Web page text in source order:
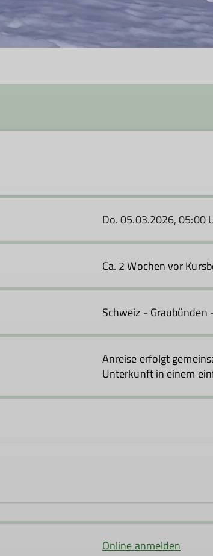
Do. 05.03.2026, 05:00
Ca. 2 Wochen vor
Schweiz - Graubünden
Anreise erfolgt
Unterkunft in einem
Online anmelden